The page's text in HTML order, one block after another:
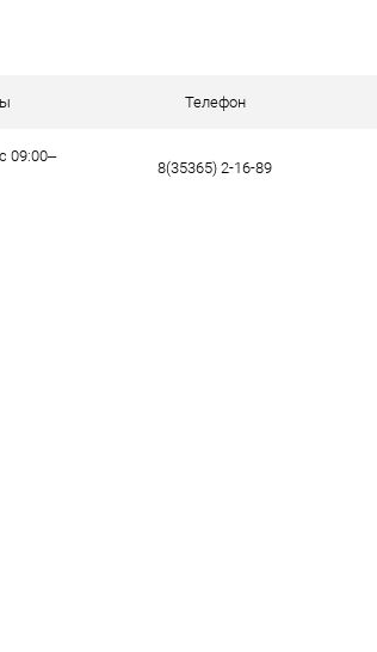
Телефон
09:00–
8(35365) 2-16-89